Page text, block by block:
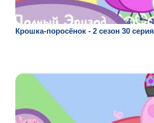
Крошка-поросёнок - 2 сезон 30 серия